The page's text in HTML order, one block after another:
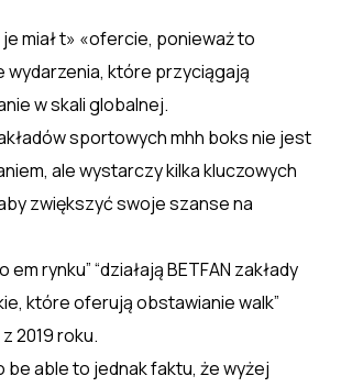
miał t» «ofercie, ponieważ to
wydarzenia, które przyciągają
w skali globalnej.
sportowych mhh boks nie jest
ale wystarczy kilka kluczowych
zwiększyć swoje szanse na
rynku” “działają BETFAN zakłady
które oferują obstawianie walk”
2019 roku.
be able to jednak faktu, że wyżej